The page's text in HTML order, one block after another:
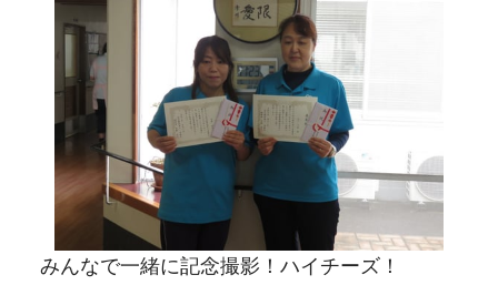
みんなで一緒に記念撮影！ハイチーズ！